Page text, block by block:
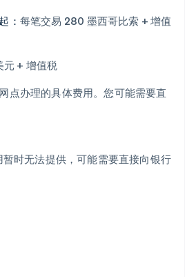
： 每笔交易 280 墨西哥比索 + 增值
元 + 增值税
点办理的具体费用。您可能需要直
时无法提供，可能需要直接向银行